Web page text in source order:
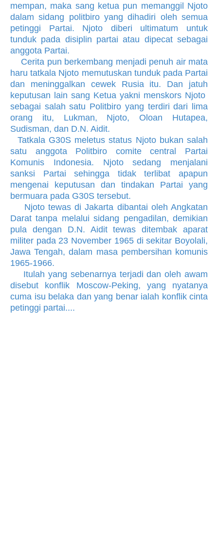
mempan, maka sang ketua pun memanggil Njoto
dalam sidang politbiro yang dihadiri oleh semua
petinggi Partai. Njoto diberi ultimatum untuk
tunduk pada disiplin partai atau dipecat sebagai
anggota Partai.
Cerita pun berkembang menjadi penuh air mata
haru tatkala Njoto memutuskan tunduk pada Partai
dan meninggalkan cewek Rusia itu. Dan jatuh
keputusan lain sang Ketua yakni menskors Njoto
sebagai salah satu Politbiro yang terdiri dari lima
orang itu, Lukman, Njoto, Oloan Hutapea,
Sudisman, dan D.N. Aidit.
Tatkala G30S meletus status Njoto bukan salah
satu anggota Politbiro comite central Partai
Komunis Indonesia. Njoto sedang menjalani
sanksi Partai sehingga tidak terlibat apapun
mengenai keputusan dan tindakan Partai yang
bermuara pada G30S tersebut.
Njoto tewas di Jakarta dibantai oleh Angkatan
Darat tanpa melalui sidang pengadilan, demikian
pula dengan D.N. Aidit tewas ditembak aparat
militer pada 23 November 1965 di sekitar Boyolali,
Jawa Tengah, dalam masa pembersihan komunis
1965-1966.
Itulah yang sebenarnya terjadi dan oleh awam
disebut konflik Moscow-Peking, yang nyatanya
cuma isu belaka dan yang benar ialah konflik cinta
petinggi partai....